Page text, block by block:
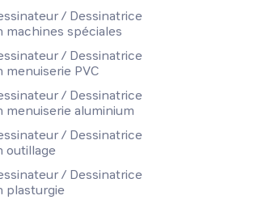
/ Dessinatrice
machines spéciales
/ Dessinatrice
menuiserie PVC
/ Dessinatrice
menuiserie aluminium
/ Dessinatrice
outillage
/ Dessinatrice
plasturgie